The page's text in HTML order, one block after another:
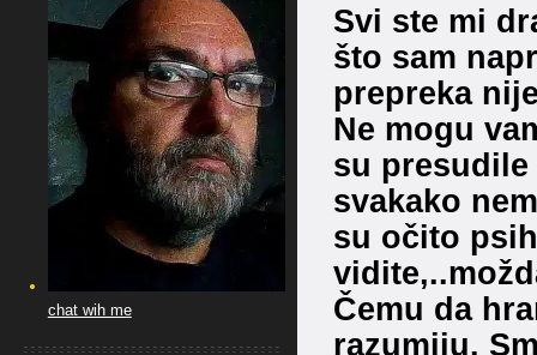
Svi ste mi
što sam
prepreka
Ne mogu
su presudile
svakako
su očito
Čemu da
razumiju.
chat wih me